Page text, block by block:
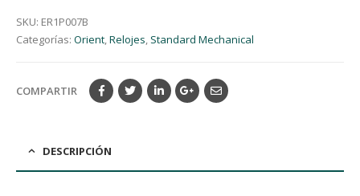
SKU: ER1P007B
Categorías: Orient,Relojes, Standard Mechanical
COMPARTIR
DESCRIPCIÓN